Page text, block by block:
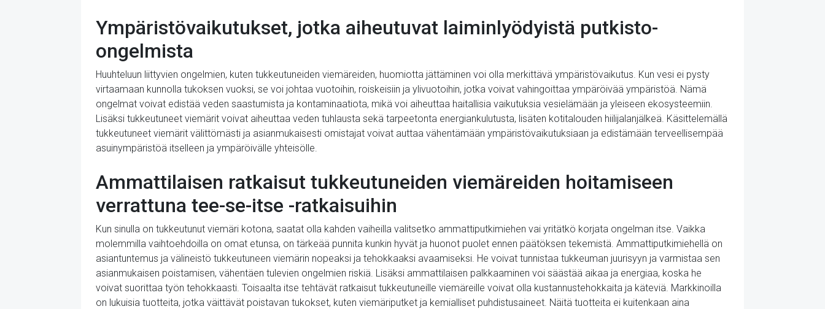
Ympäristövaikutukset, jotka aiheutuvat laiminlyödyistä putkisto-
ongelmista
Huuhteluun liittyvien ongelmien, kuten tukkeutuneiden viemäreiden, huomiotta jättäminen voi olla merkittävä ympäristövaikutus. Kun vesi ei pysty
virtaamaan kunnolla tukoksen vuoksi, se voi johtaa vuotoihin, roiskeisiin ja ylivuotoihin, jotka voivat vahingoittaa ympäröivää ympäristöä. Nämä
ongelmat voivat edistää veden saastumista ja kontaminaatiota, mikä voi aiheuttaa haitallisia vaikutuksia vesielämään ja yleiseen ekosysteemiin.
Lisäksi tukkeutuneet viemärit voivat aiheuttaa veden tuhlausta sekä tarpeetonta energiankulutusta, lisäten kotitalouden hiilijalanjälkeä. Käsittelemällä
tukkeutuneet viemärit välittömästi ja asianmukaisesti omistajat voivat auttaa vähentämään ympäristövaikutuksiaan ja edistämään terveellisempää
asuinympäristöä itselleen ja ympäröivälle yhteisölle.
Ammattilaisen ratkaisut tukkeutuneiden viemäreiden hoitamiseen
verrattuna tee-se-itse -ratkaisuihin
Kun sinulla on tukkeutunut viemäri kotona, saatat olla kahden vaiheilla valitsetko ammattiputkimiehen vai yritätkö korjata ongelman itse. Vaikka
molemmilla vaihtoehdoilla on omat etunsa, on tärkeää punnita kunkin hyvät ja huonot puolet ennen päätöksen tekemistä. Ammattiputkimiehellä on
asiantuntemus ja välineistö tukkeutuneen viemärin nopeaksi ja tehokkaaksi avaamiseksi. He voivat tunnistaa tukkeuman juurisyyn ja varmistaa sen
asianmukaisen poistamisen, vähentäen tulevien ongelmien riskiä. Lisäksi ammattilaisen palkkaaminen voi säästää aikaa ja energiaa, koska he
voivat suorittaa työn tehokkaasti. Toisaalta itse tehtävät ratkaisut tukkeutuneille viemäreille voivat olla kustannustehokkaita ja käteviä. Markkinoilla
on lukuisia tuotteita, jotka väittävät poistavan tukokset, kuten viemäriputket ja kemialliset puhdistusaineet. Näitä tuotteita ei kuitenkaan aina